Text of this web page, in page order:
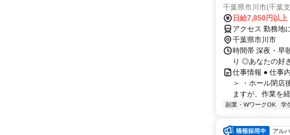
千葉県市川市(千葉
日給7,850円以上
アクセス 勤務地
千葉県市川市
時間帯 深夜・早
り ◎あなたの好
仕事情報 ● 仕事
＞ ・ホール閉店
ますが、作業を
副業・WワークOK 学
アル